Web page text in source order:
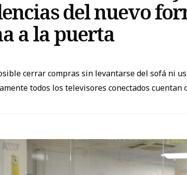
del nuevo
a la puerta
cerrar compras sin levantarse del sofá ni
todos los televisores conectados